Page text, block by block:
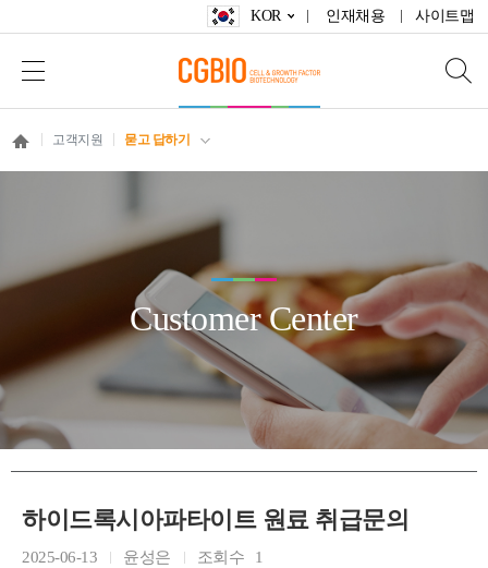
KOR 인재채용 사이트맵
고객지원 묻고 답하기
Customer Center
하이드록시아파타이트 원료 취급문의
2025-06-13 윤성은 조회수 1